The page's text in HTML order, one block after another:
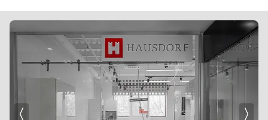
Toshiba
Bone Crusher
Krona
Bertazzoni
Schulthess
MC Wine
Brandt